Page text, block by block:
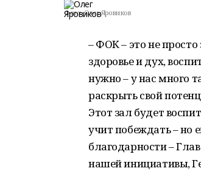
Фото: Олег Яровиков
– ФОК – это не просто
здоровье и дух,
нужно – у нас много
раскрыть свой
Этот зал будет
учит побеждать – но
благодарности –
нашей инициативы,